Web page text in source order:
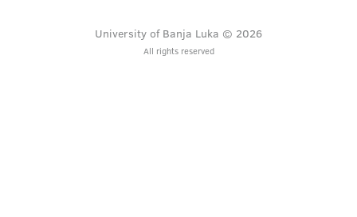
University of Banja Luka © 2026
All rights reserved